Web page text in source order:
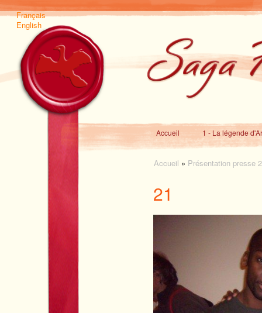
Français
English
Accueil 1 - La légende
Accueil » Présentation presse
21